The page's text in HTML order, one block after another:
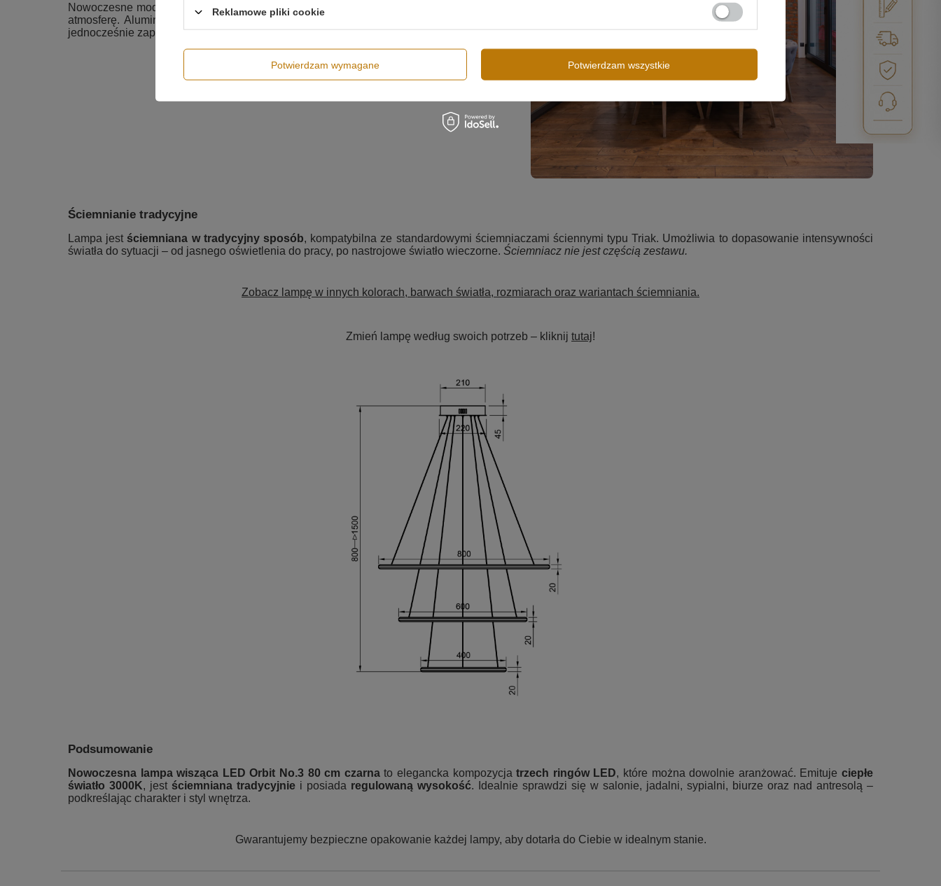
Nowoczesne moduły LED emitują ciepłe światło 3000K
atmosferę. Aluminiowa oprawa w
czarnym macie
jednocześnie zapewnia trwałość i skuteczne odprowadzanie ciepła.
Ściemnianie tradycyjne
Lampa jest ściemniana w tradycyjny sposób, kompatybilna ze standardowymi ściemniaczami ściennymi typu Triak. Umożliwia to dopasowanie intensywności
światła do sytuacji – od jasnego oświetlenia do pracy, po nastrojowe światło wieczorne. Ściemniacz nie jest częścią zestawu.
Zobacz lampę w innych kolorach, barwach światła, rozmiarach oraz wariantach ściemniania.
Zmień lampę według swoich potrzeb – kliknij tutaj!
Podsumowanie
Nowoczesna lampa wisząca LED Orbit No.3 80 cm czarnato elegancka kompozycjatrzech ringów LED, które można dowolnie aranżować. Emitujeciepłe
światło 3000K, jest ściemniana tradycyjnie i posiada regulowaną wysokość. Idealnie sprawdzi się w salonie, jadalni, sypialni, biurze oraz nad antresolą –
podkreślając charakter i styl wnętrza.
Gwarantujemy bezpieczne opakowanie każdej lampy, aby dotarła do Ciebie w idealnym stanie.
Reklamowe pliki cookie
Potwierdzam wymagane Potwierdzam wszystkie